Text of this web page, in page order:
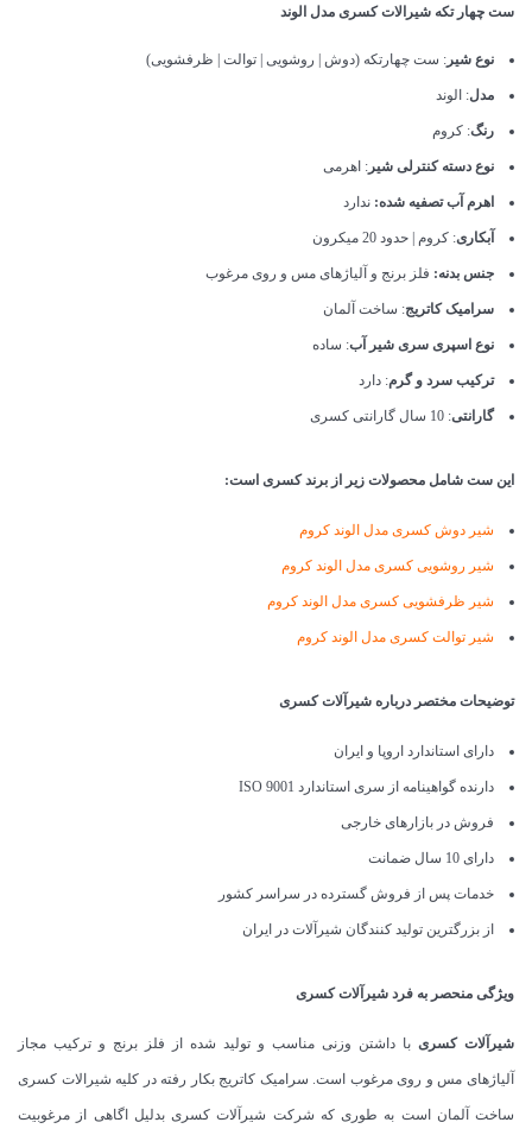
ست چهار تکه شیرالات کسری مدل الوند
نوع شیر : ست چهارتکه (دوش | روشویی | توالت | ظرفشویی)
مدل: الوند
رنگ: کروم
نوع دسته کنترلی شیر : اهرمی
اهرم آب تصفیه شده: ندارد
آبکاری: کروم | حدود 20 میکرون
جنس بدنه: فلز برنج و آلیاژهای مس و روی مرغوب
سرامیک کاتریج: ساخت آلمان
نوع اسپری سری شیر آب: ساده
ترکیب سرد و گرم: دارد
گارانتی: 10 سال گارانتی کسری
این ست شامل محصولات زیر از برند کسری است:
شیر دوش کسری مدل الوند کروم
شیر روشویی کسری مدل الوند کروم
شیر ظرفشویی کسری مدل الوند کروم
شیر توالت کسری مدل الوند کروم
توضیحات مختصر درباره شیرآلات کسری
دارای استاندارد اروپا و ایران
دارنده گواهینامه از سری استاندارد ISO 9001
فروش در بازارهای خارجی
دارای 10 سال ضمانت
خدمات پس از فروش گسترده در سراسر کشور
از بزرگترین تولید کنندگان شیرآلات در ایران
ویژگی منحصر به فرد شیرآلات کسری
شیرآلات کسری با داشتن وزنی مناسب و تولید شده از فلز برنج و ترکیب مجاز
آلیاژهای مس و روی مرغوب است. سرامیک کاتریج بکار رفته در کلیه شیرالات کسری
ساخت آلمان است به طوری که شرکت شیرآلات کسری بدلیل اگاهی از مرغوبیت